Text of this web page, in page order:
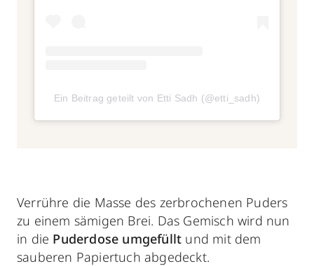
Ein Beitrag geteilt von Etti Sadh (@etti_sadh)
Verrühre die Masse des zerbrochenen Puders
zu einem sämigen Brei. Das Gemisch wird nun
in die Puderdose umgefüllt und mit dem
sauberen Papiertuch abgedeckt.